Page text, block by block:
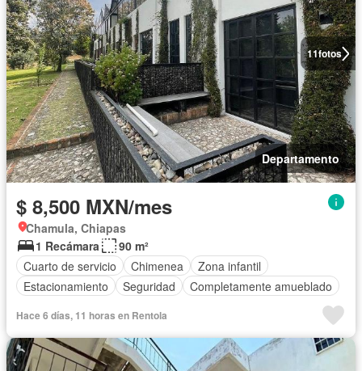
11fotos
Departamento
$ 8,500 MXN/mes
Chamula, Chiapas
1 Recámara
90 m²
Cuarto de servicio
Chimenea
Zona infantil
Estacionamiento
Seguridad Completamente amueblado
Hace 6 días, 11 horas en Rentola